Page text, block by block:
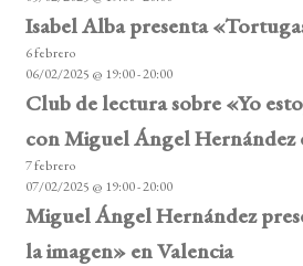
Isabel Alba presenta
6 febrero
06/02/2025 @ 19:00-20:00
Club de lectura sobre «Yo
con Miguel Ángel Hernández
7 febrero
07/02/2025 @ 19:00-20:00
Miguel Ángel Hernández
la imagen» en Valencia